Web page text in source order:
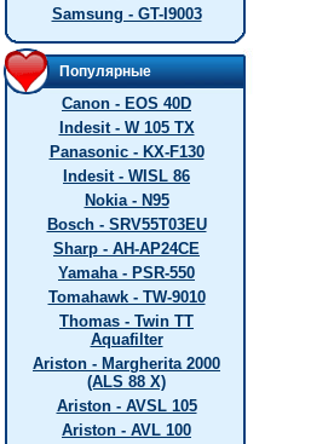
Samsung - GT-I9003
Популярные
Canon - EOS 40D
Indesit - W 105 TX
Panasonic - KX-F130
Indesit - WISL 86
Nokia - N95
Bosch - SRV55T03EU
Sharp - AH-AP24CE
Yamaha - PSR-550
Tomahawk - TW-9010
Thomas - Twin TT
Aquafilter
Ariston - Margherita 2000
(ALS 88 X)
Ariston - AVSL 105
Ariston - AVL 100